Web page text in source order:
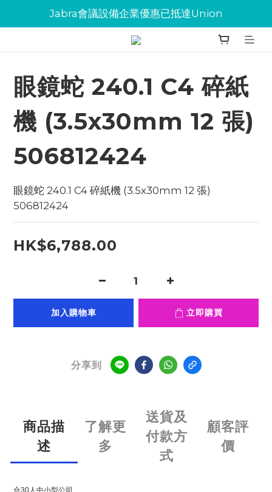
Jabra會議設備企業優惠已抵達Union
Jabra會議設備企業優惠已抵達Union
環保碳粉歡迎大量下單
眼鏡蛇 240.1 C4 碎紙
機 (3.5x30mm 12 張)
506812424
眼鏡蛇 240.1 C4 碎紙機 (3.5x30mm 12 張)
506812424
HK$6,788.00
加入購物車 立即購買
分享到
商品描
述
了解更
多
送貨及
付款方
式
顧客評
價
合30人中小型公司